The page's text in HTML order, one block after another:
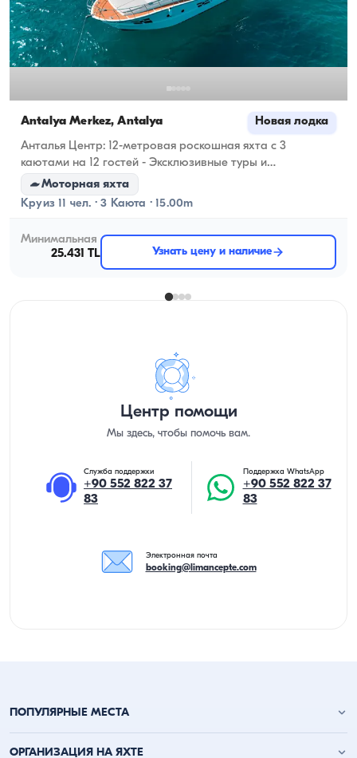
Antalya Merkez, Antalya Новая лодка
Анталья Центр: 12-метровая роскошная яхта с 3
каютами на 12 гостей - Эксклюзивные туры и
незабываемые воспоминания
Моторная яхта
Круиз 11 чел. · 3 Каюта · 15.00m
Минимальная
25.431 TL
Узнать цену и наличие
Центр помощи
Мы здесь, чтобы помочь вам.
Служба поддержки
+90 552 822 37
83
Поддержка WhatsApp
+90 552 822 37
83
Электронная почта
booking@limancepte.com
ПОПУЛЯРНЫЕ МЕСТА
Анталья аренда яхт
ОРГАНИЗАЦИЯ НА ЯХТЕ